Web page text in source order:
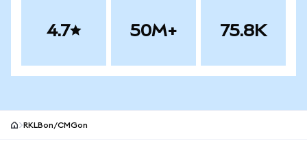
4.7 50M+ 75.8K
RKLBon/CMGon